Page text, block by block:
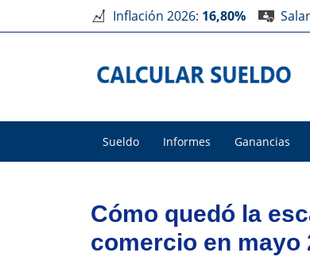
Inflación 2026: 16,80%
Sueldo Informes Ganancias
Cómo quedó la
comercio en mayo